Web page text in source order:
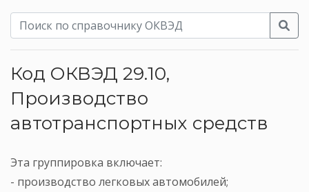
Код ОКВЭД 29.10,
Производство
автотранспортных средств
Эта группировка включает:
- производство легковых автомобилей;